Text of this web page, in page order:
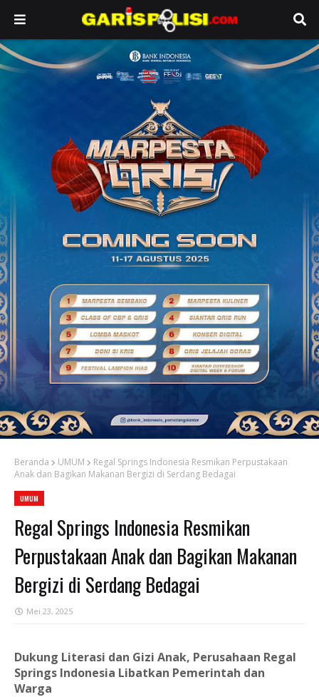
Beranda UMUM
Regal Springs Indonesia Resmikan Perpustakaan
Anak dan Bagikan Makanan Bergizi di Serdang Bedagai
UMUM
Regal Springs Indonesia Resmikan
Perpustakaan Anak dan Bagikan Makanan
Bergizi di Serdang Bedagai
Mei 23, 2025
Dukung Literasi dan Gizi Anak, Perusahaan Regal
Springs Indonesia Libatkan Pemerintah dan
Warga